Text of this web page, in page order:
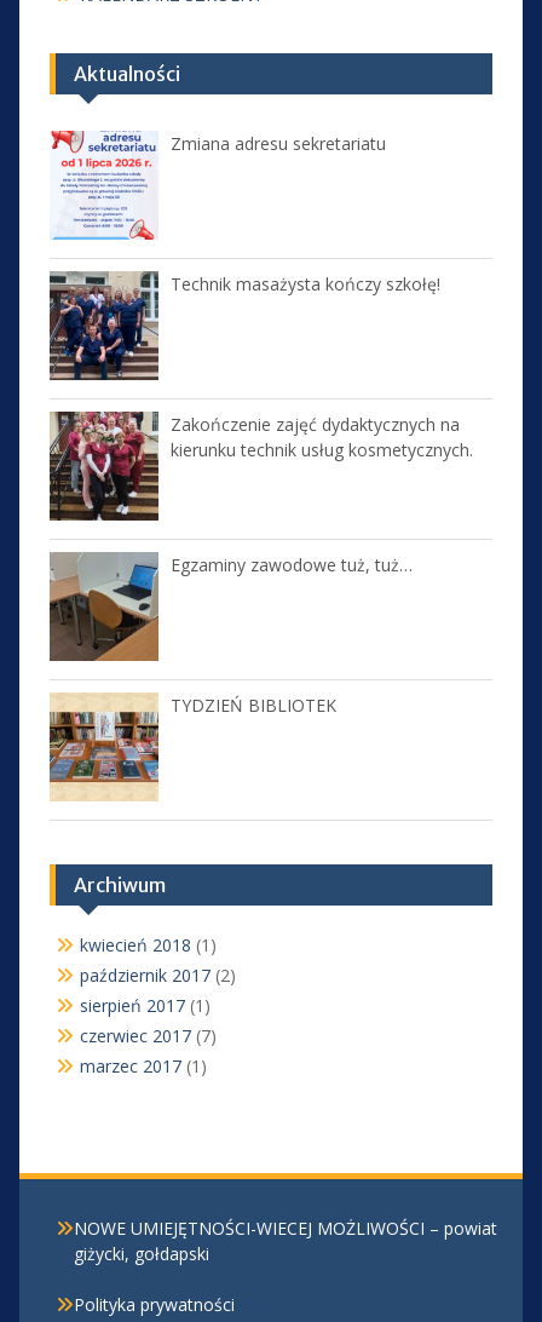
Aktualności
Zmiana adresu sekretariatu
Technik masażysta kończy szkołę!
Zakończenie zajęć dydaktycznych na
kierunku technik usług kosmetycznych.
Egzaminy zawodowe tuż, tuż…
TYDZIEŃ BIBLIOTEK
Archiwum
kwiecień 2018 (1)
październik 2017(2)
sierpień 2017(1)
czerwiec 2017(7)
marzec 2017(1)
NOWE UMIEJĘTNOŚCI-WIECEJ MOŻLIWOŚCI – powiat
giżycki, gołdapski
Polityka prywatności